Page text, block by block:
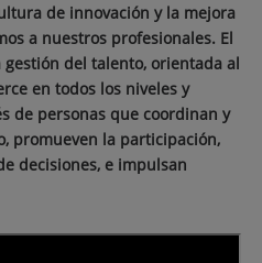
de innovación y la mejora
a nuestros profesionales. El
del talento, orientada al
en todos los niveles y
de personas que coordinan y
promueven la participación,
decisiones, e impulsan